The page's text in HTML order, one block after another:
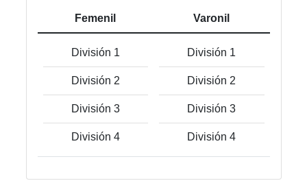
Femenil Varonil
División 1
División 2
División 3
División 4
División 1
División 2
División 3
División 4